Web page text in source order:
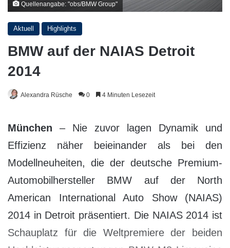
Quellenangabe: "obs/BMW Group"
Aktuell Highlights
BMW auf der NAIAS Detroit
2014
Alexandra Rüsche 0 4 Minuten Lesezeit
München – Nie zuvor lagen Dynamik und
Effizienz näher beieinander als bei den
Modellneuheiten, die der deutsche Premium-
Automobilhersteller BMW auf der North
American International Auto Show (NAIAS)
2014 in Detroit präsentiert. Die NAIAS 2014 ist
Schauplatz für die Weltpremiere der beiden